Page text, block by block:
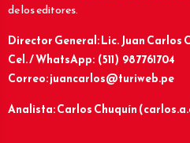
de los editores.
Director General: Lic.Juan Carlos
Cel. / WhatsApp: (511) 987761704
Correo: juancarlos@turiweb.pe
Analista: Carlos Chuquín